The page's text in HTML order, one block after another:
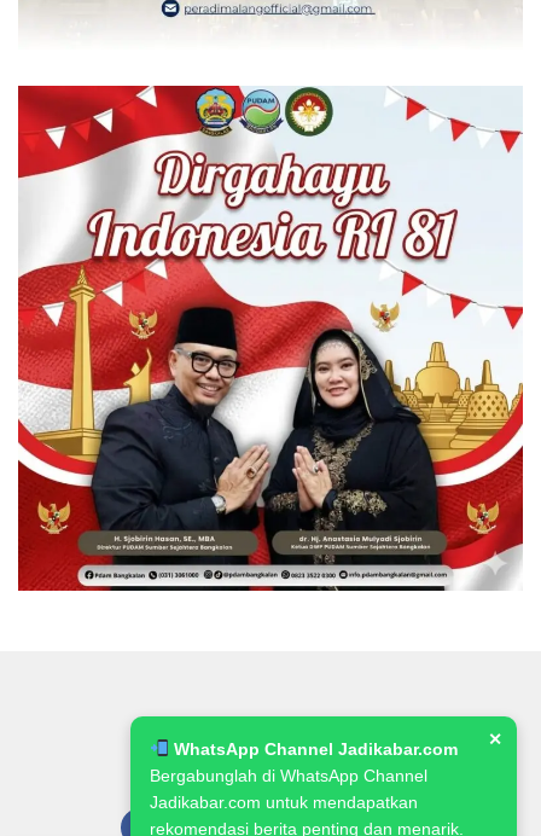
WhatsApp Channel Jadikabar.com
Bergabunglah di WhatsApp Channel
Jadikabar.com untuk mendapatkan
rekomendasi berita penting dan menarik.
✕